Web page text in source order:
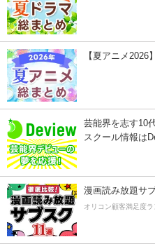
【夏アニメ2026
芸能界を志す10
スクール情報は
漫画読み放題サ
オリコン顧客満足度